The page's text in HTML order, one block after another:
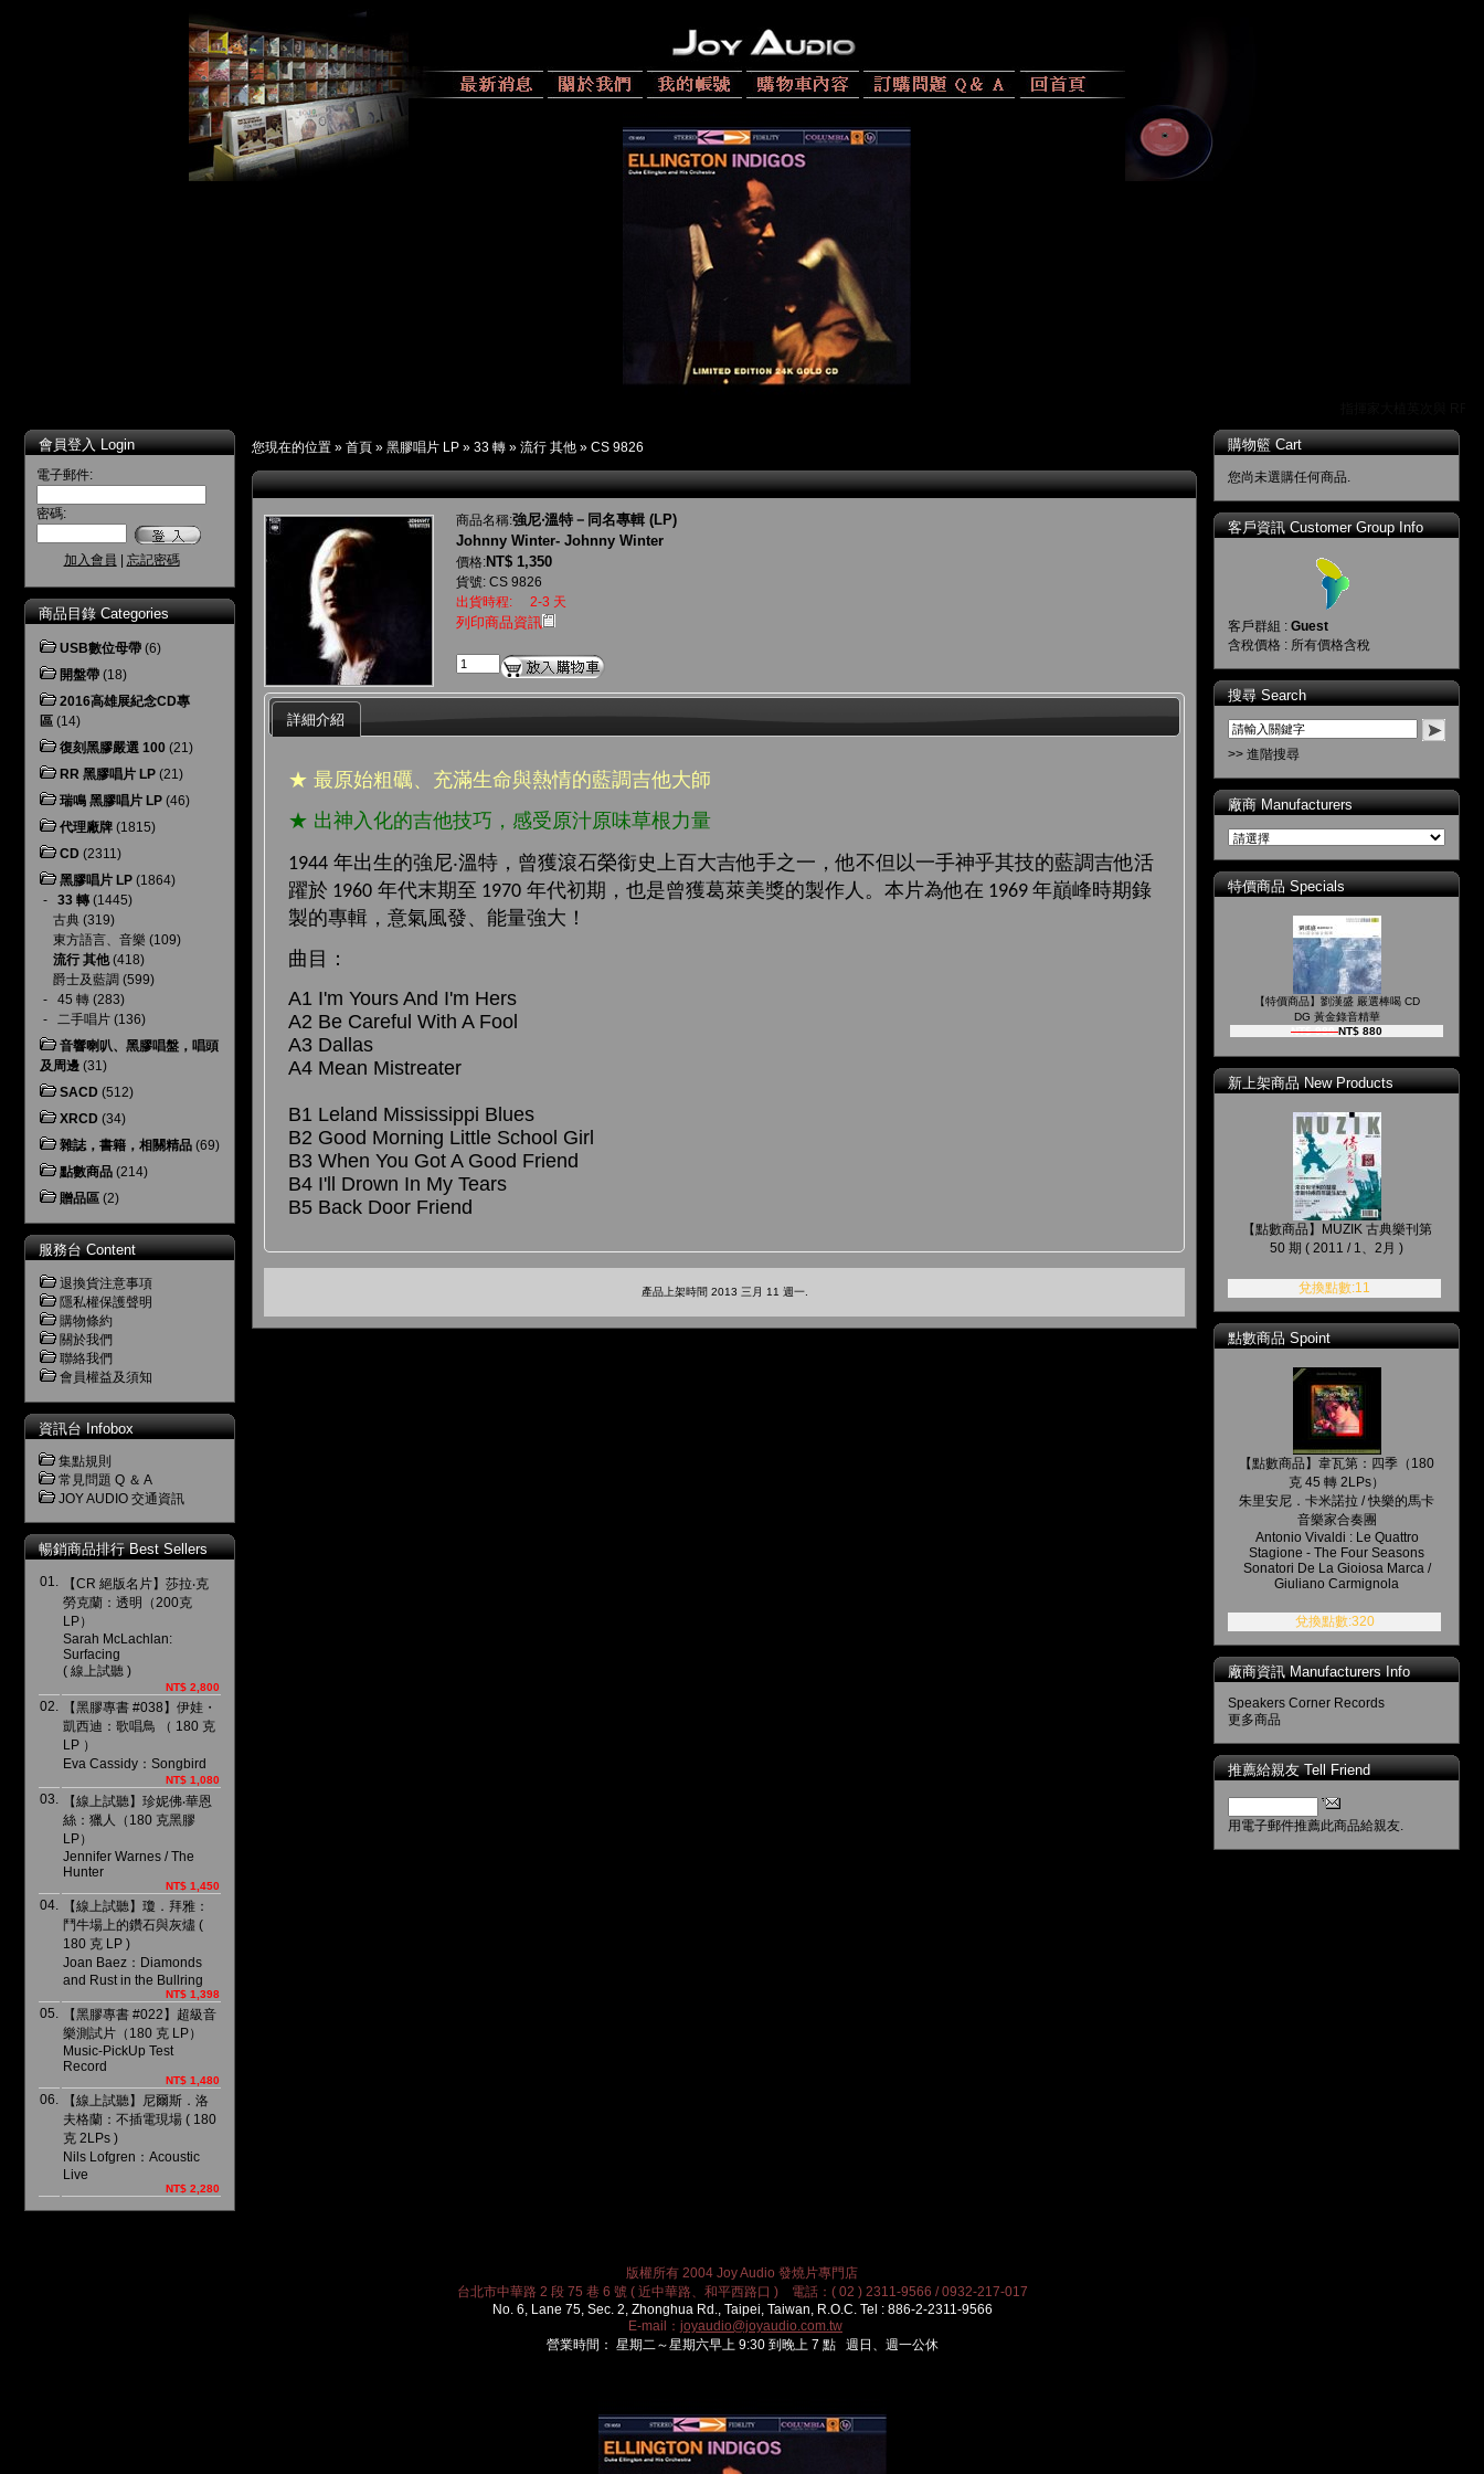
會員登入 Login
電子郵件:
密碼:
加入會員 忘記密碼
商品目錄 Categories
USB數位母帶 (6)
開盤帶 (18)
2016高雄展紀念CD專
區 (14)
復刻黑膠嚴選 100 (21)
RR 黑膠唱片 LP (21)
瑞鳴 黑膠唱片 LP (46)
代理廠牌 (1815)
CD (2311)
黑膠唱片 LP (1864)
- 33 轉 (1445)
古典 (319)
東方語言、音樂 (109)
流行 其他(418)
爵士及藍調 (599)
- 45 轉 (283)
- 二手唱片 (136)
音響喇叭、黑膠唱盤，唱頭
及周邊 (31)
SACD (512)
XRCD (34)
雜誌，書籍，相關精品 (69)
點數商品 (214)
贈品區 (2)
服務台 Content
退換貨注意事項
隱私權保護聲明
購物條約
關於我們
聯絡我們
會員權益及須知
資訊台 Infobox
集點規則
常見問題 Q ＆ A
JOY AUDIO 交通資訊
暢銷商品排行 Best Sellers
01.
【CR 絕版名片】莎拉‧克
勞克蘭：透明（200克
LP）
Sarah McLachlan:
Surfacing
( 線上試聽 )
NT$ 2,800
02.
【黑膠專書 #038】伊娃・
凱西迪：歌唱鳥 （ 180 克
LP ）
Eva Cassidy：Songbird
NT$ 1,080
03.
【線上試聽】珍妮佛‧華恩
絲：獵人（180 克黑膠
LP）
Jennifer Warnes / The
Hunter
NT$ 1,450
04.
【線上試聽】瓊．拜雅：
鬥牛場上的鑽石與灰燼 (
180 克 LP )
Joan Baez：Diamonds
and Rust in the Bullring
NT$ 1,398
05.
【黑膠專書 #022】超級音
樂測試片（180 克 LP）
Music-PickUp Test
Record
NT$ 1,480
06.
【線上試聽】尼爾斯．洛
夫格蘭：不插電現場 ( 180
克 2LPs )
Nils Lofgren：Acoustic
Live
NT$ 2,280
您現在的位置 » 首頁 » 黑膠唱片 LP » 33 轉 » 流行 其他 » CS 9826
商品名稱:強尼‧溫特－同名專輯 (LP)
Johnny Winter- Johnny Winter
價格:NT$ 1,350
貨號: CS 9826
出貨時程:
2-3 天
列印商品資訊
詳細介紹
★ 最原始粗礪、充滿生命與熱情的藍調吉他大師
★ 出神入化的吉他技巧，感受原汁原味草根力量
1944 年出生的強尼‧溫特，曾獲滾石榮銜史上百大吉他手之一，他不但以一手神乎其技的藍調吉他活
躍於 1960 年代末期至 1970 年代初期，也是曾獲葛萊美獎的製作人。本片為他在 1969年巔峰時期錄
製的專輯，意氣風發、能量強大！
曲目：
A1 I'm Yours And I'm Hers
A2 Be Careful With A Fool
A3 Dallas
A4 Mean Mistreater
B1 Leland Mississippi Blues
B2 Good Morning Little School Girl
B3 When You Got A Good Friend
B4 I'll Drown In My Tears
B5 Back Door Friend
產品上架時間 2013 三月 11 週一.
購物籃 Cart
您尚未選購任何商品.
客戶資訊 Customer Group Info
客戶群組 : Guest
含稅價格 : 所有價格含稅
搜尋 Search
>> 進階搜尋
廠商 Manufacturers
特價商品 Specials
【特價商品】劉漢盛 嚴選棒喝 CD
DG 黃金錄音精華
NT$ 980NT$ 880
新上架商品 New Products
【點數商品】MUZIK 古典樂刊第
50 期 ( 2011 / 1、2月 )
兌換點數:11
點數商品 Spoint
【點數商品】韋瓦第：四季（180
克 45 轉 2LPs）
朱里安尼．卡米諾拉 / 快樂的馬卡
音樂家合奏團
Antonio Vivaldi : Le Quattro
Stagione - The Four Seasons
Sonatori De La Gioiosa Marca /
Giuliano Carmignola
兌換點數:320
廠商資訊 Manufacturers Info
Speakers Corner Records
更多商品
推薦給親友 Tell Friend
用電子郵件推薦此商品給親友.
版權所有 2004 Joy Audio 發燒片專門店
台北市中華路 2 段 75 巷 6 號 ( 近中華路、和平西路口 ) 電話：( 02 ) 2311-9566 / 0932-217-017
No. 6, Lane 75, Sec. 2, Zhonghua Rd., Taipei, Taiwan, R.O.C. Tel : 886-2-2311-9566
E-mail： joyaudio@joyaudio.com.tw
營業時間： 星期二～星期六早上 9:30 到晚上 7 點 週日、週一公休